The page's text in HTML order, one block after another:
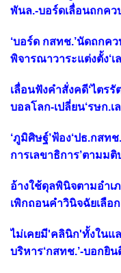
พันล.-บอร์ดเลื่อนถกคว
‘บอร์ด กสทช.’นัดถกคว
พิจารณาวาระแต่งตั้ง‘
เลื่อนฟังคำสั่งคดี‘ไตร
บอลโลก-เปลี่ยน‘รษก.เ
‘ภูมิศิษฐ์’ฟ้อง‘ปธ.กสท
การเลขาธิการ’ตามมติ
อ้างใช้ดุลพินิจตามอำ
เพิกถอนคำวินิจฉัยเลือ
ไม่เคยมี'คลินิก'ทั้งในแ
บริหาร‘กสทช.’-บอกยิ